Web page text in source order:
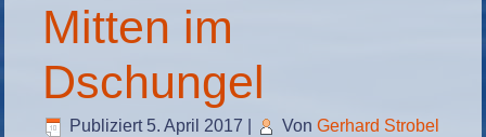
Mitten im
Dschungel
Publiziert 5. April 2017 Von Gerhard Strobel